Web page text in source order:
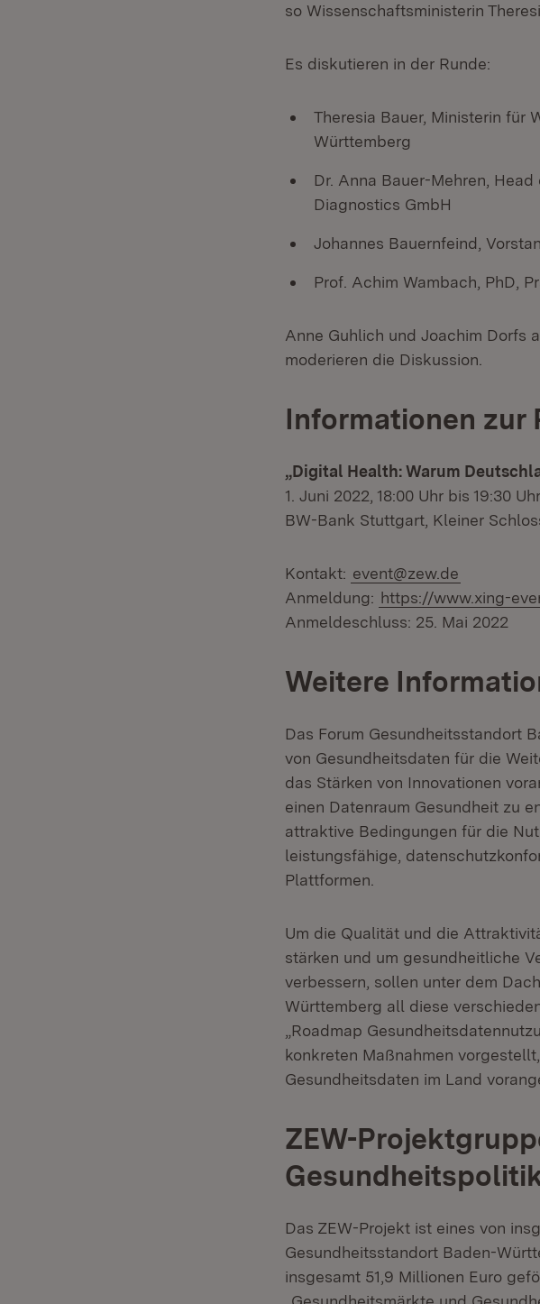
so Wissenschaftsministerin
Es diskutieren in der Runde:
Theresia Bauer, Ministerin für
Württemberg
Dr. Anna Bauer-Mehren,
Diagnostics GmbH
Johannes Bauernfeind,
Prof. Achim Wambach, PhD,
Anne Guhlich und Joachim Dorfs
moderieren die Diskussion.
Informationen zur
„Digital Health: Warum
1. Juni 2022, 18:00 Uhr bis 19:30 Uhr
BW-Bank Stuttgart, Kleiner
Kontakt: event@zew.de
Anmeldung: https://www.xing-
Anmeldeschluss: 25. Mai 2022
Weitere
Das Forum Gesundheitsstandort
von Gesundheitsdaten für die
das Stärken von Innovationen
einen Datenraum Gesundheit zu
attraktive Bedingungen für die
leistungsfähige,
Plattformen.
Um die Qualität und die
stärken und um gesundheitliche
verbessern, sollen unter dem
Württemberg all diese
„Roadmap
konkreten Maßnahmen
Gesundheitsdaten im Land
ZEW-
Das ZEW-Projekt ist eines von
Gesundheitsstandort Baden-
insgesamt 51,9 Millionen Euro